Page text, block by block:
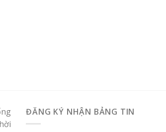
ĐĂNG KÝ NHẬN BẢNG TIN